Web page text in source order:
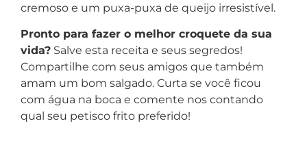
cremoso e um puxa-puxa de queijo irresistível.
Pronto para fazer o melhor croquete da sua
vida? Salve esta receita e seus segredos!
Compartilhe com seus amigos que também
amam um bom salgado. Curta se você ficou
com água na boca e comente nos contando
qual seu petisco frito preferido!